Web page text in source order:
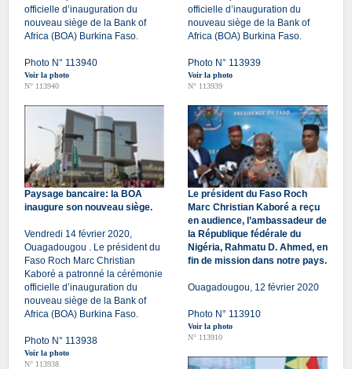
officielle d’inauguration du
nouveau siège de la Bank of
Africa (BOA) Burkina Faso.
Photo N° 113940
Voir la photo
N° 113940
officielle d’inauguration du
nouveau siège de la Bank of
Africa (BOA) Burkina Faso.
Photo N° 113939
Voir la photo
N° 113939
Paysage bancaire: la BOA
inaugure son nouveau siège.
Vendredi 14 février 2020,
Ouagadougou . Le président du
Faso Roch Marc Christian
Kaboré a patronné la cérémonie
officielle d’inauguration du
nouveau siège de la Bank of
Africa (BOA) Burkina Faso.
Photo N° 113938
Voir la photo
N° 113938
Le président du Faso Roch
Marc Christian Kaboré a reçu
en audience, l’ambassadeur de
la République fédérale du
Nigéria, Rahmatu D. Ahmed, en
fin de mission dans notre pays.
Ouagadougou, 12 février 2020
Photo N° 113910
Voir la photo
N° 113910